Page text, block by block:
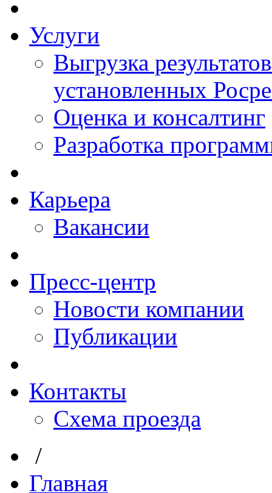
Услуги
Выгрузка
установленных
Оценка и консалтинг
Разработка
Карьера
Вакансии
Пресс-центр
Новости компании
Публикации
Контакты
Схема проезда
/
Главная